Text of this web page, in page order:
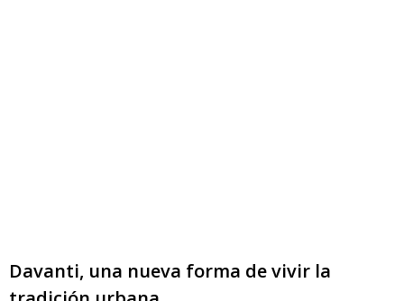
Davanti, una nueva forma de vivir la